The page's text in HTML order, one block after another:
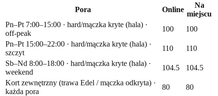
Pora
Online
Na
miejscu
Pn–Pt 7:00–15:00 · hard/mączka kryte (hala) ·
off-peak
100
100
Pn–Pt 15:00–22:00 · hard/mączka kryte (hala) ·
szczyt
110
110
Sb–Nd 8:00–18:00 · hard/mączka kryte (hala) ·
weekend
104.5
104.5
Kort zewnętrzny (trawa Edel / mączka odkryta) ·
każda pora
80
80